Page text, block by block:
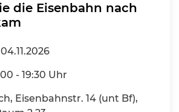
die Eisenbahn nach
04.11.2026
- 19:30 Uhr
Eisenbahnstr. 14 (unt Bf),